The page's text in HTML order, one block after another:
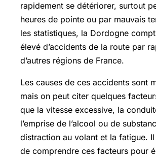
rapidement se détériorer, surtout
heures de pointe ou par mauvais
les statistiques, la Dordogne
élevé d’accidents de la route par
d’autres régions de France.
Les causes de ces accidents sont
mais on peut citer quelques
que la vitesse excessive, la
l’emprise de l’alcool ou de
distraction au volant et la fatigue. Il
de comprendre ces facteurs pour